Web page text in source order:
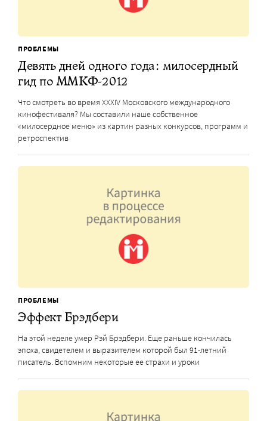
ПРОБЛЕМЫ
Девять дней одного года: милосердный
гид по ММКФ-2012
Что смотреть во время XXXIV Московского международного
кинофестиваля? Мы составили наше собственное
«милосердное меню» из картин разных конкурсов, программ и
ретроспектив
ПРОБЛЕМЫ
Эффект Брэдбери
На этой неделе умер Рэй Брэдбери. Еще раньше кончилась
эпоха, свидетелем и выразителем которой был 91-летний
писатель. Вспомним некоторые ее страхи и уроки